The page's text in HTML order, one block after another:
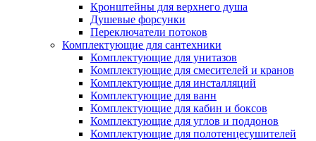
Кронштейны для верхнего душа
Душевые форсунки
Переключатели потоков
Комплектующие для сантехники
Комплектующие для унитазов
Комплектующие для смесителей и кранов
Комплектующие для инсталляций
Комплектующие для ванн
Комплектующие для кабин и боксов
Комплектующие для углов и поддонов
Комплектующие для полотенцесушителей